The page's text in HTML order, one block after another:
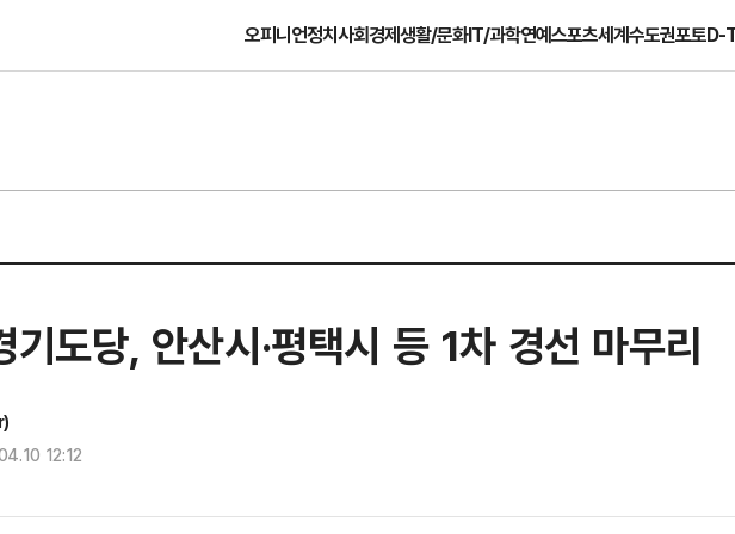
오피니언정치사회경제생활/문화IT/과학연예스포츠세계수도권포토D-
기도당, 안산시·평택시 등 1차 경선 마무리
12:12